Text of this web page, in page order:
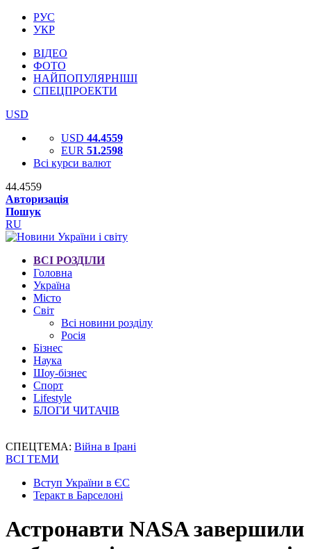
РУС
УКР
ВІДЕО
ФОТО
НАЙПОПУЛЯРНІШІ
СПЕЦПРОЕКТИ
USD
USD 44.4559
EUR 51.2598
Всі курси валют
44.4559
Авторизація
Пошук
RU
ВСІ РОЗДІЛИ
Головна
Україна
Місто
Світ
Всі новини розділу
Росія
Бізнес
Наука
Шоу-бізнес
Спорт
Lifestyle
БЛОГИ ЧИТАЧІВ
СПЕЦТЕМА: Війна в Ірані
ВСІ ТЕМИ
Вступ України в ЄС
Теракт в Барселоні
Астронавти NASA завершили